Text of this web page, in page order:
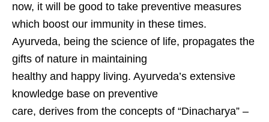
now, it will be good to take preventive measures
which boost our immunity in these times.
Ayurveda, being the science of life, propagates the
gifts of nature in maintaining
healthy and happy living. Ayurveda’s extensive
knowledge base on preventive
care, derives from the concepts of “Dinacharya” –